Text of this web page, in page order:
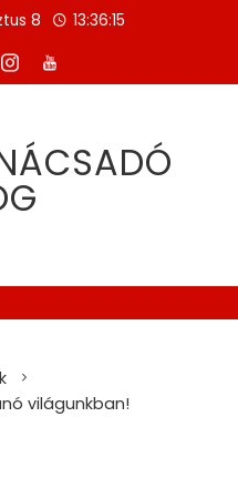
8 13:36:15
világunkban!